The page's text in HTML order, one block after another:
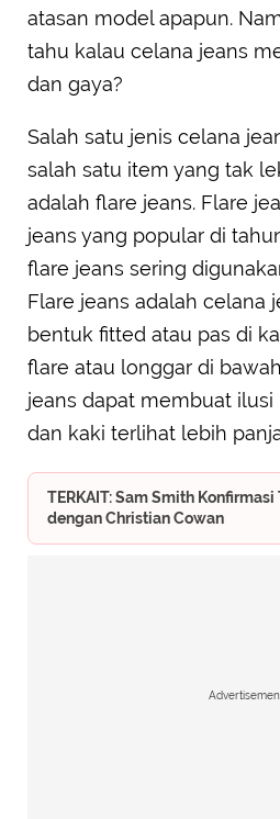
atasan model apapun.
tahu kalau celana jeans
dan gaya?
Salah satu jenis celana
salah satu item yang tak
adalah flare jeans. Flare
jeans yang popular di
flare jeans sering
Flare jeans adalah celana
bentuk fitted atau pas di
flare atau longgar di
jeans dapat membuat
dan kaki terlihat lebih
TERKAIT: Sam Smith
dengan Christian Cowan